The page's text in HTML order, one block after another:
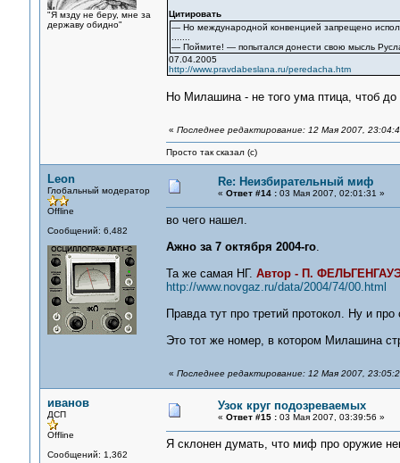
"Я мзду не беру, мне за
державу обидно"
Цитировать
— Но международной конвенцией запрещено
— Поймите! — попытался донести свою мысль
07.04.2005
http://www.pravdabeslana.ru/peredacha.htm
Но Милашина - не того ума птица, чтоб до
« Последнее редактирование: 12 Мая 2007,
Просто так сказал (с)
Leon
Глобальный модератор
Offline
Сообщений: 6,482
Re: Неизбирательный миф
« Ответ #14 :03 Мая 2007, 02:01:31 »
во чего нашел.
Ажно за 7 октября 2004-го.
Та же самая НГ. Автор - П.
http://www.novgaz.ru/data/2004/74/00.html
Правда тут про третий протокол. Ну и
Это тот же номер, в котором Милашина
« Последнее редактирование: 12 Мая 2007,
иванов
ДСП
Offline
Сообщений: 1,362
Узок круг подозреваемых
« Ответ #15 :03 Мая 2007, 03:39:56 »
Я склонен думать, что миф про оружие